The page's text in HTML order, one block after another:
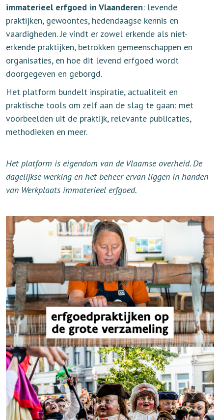
immaterieel erfgoed in Vlaanderen: levende
praktijken, gewoontes, hedendaagse kennis en
vaardigheden. Je vindt er zowel erkende als niet-
erkende praktijken, betrokken gemeenschappen en
organisaties, en hoe dit levend erfgoed wordt
doorgegeven en geborgd.
Het platform bundelt inspiratie, actualiteit en
praktische tools om zelf aan de slag te gaan: met
voorbeelden uit de praktijk, relevante publicaties,
methodieken en meer.
Het platform is eigendom van de Vlaamse overheid. De
dagelijkse werking en het beheer ervan liggen in handen
van Werkplaats immaterieel erfgoed.